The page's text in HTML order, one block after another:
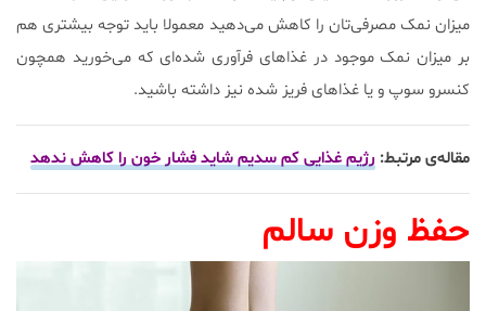
میزان نمک مصرفی‌تان را کاهش می‌دهید معمولا باید توجه بیشتری هم
بر میزان نمک موجود در غذاهای فرآوری شده‌ای که می‌خورید همچون
کنسرو سوپ و یا غذاهای فریز شده نیز داشته باشید.
مقاله‌ی مرتبط: رژیم غذایی کم سدیم شاید فشار خون را کاهش ندهد
حفظ وزن سالم